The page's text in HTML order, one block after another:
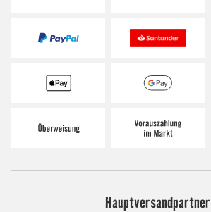
Hauptversandpartner